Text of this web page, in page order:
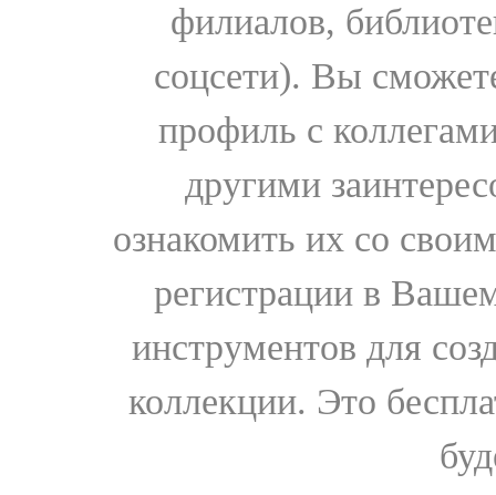
филиалов,
соцсети). Вы
профиль с
другими
ознакомить их со
регистрации в
инструментов для
коллекции. Это